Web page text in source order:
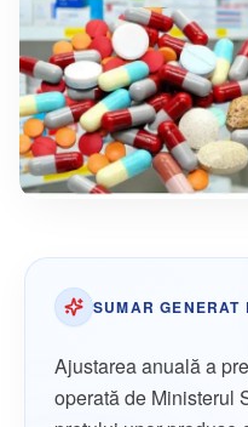
SUMAR GENERAT
Ajustarea anuală a
operată de Ministerul